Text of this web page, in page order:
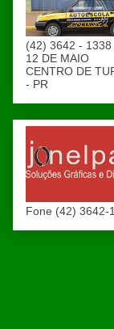
(42) 3642 - 1338
12 DE MAIO
CENTRO DE
- PR
Fone (42) 3642-